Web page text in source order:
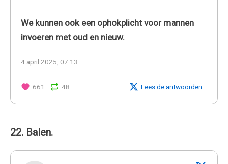
We kunnen ook een ophokplicht voor mannen
invoeren met oud en nieuw.
4 april 2025, 07:13
661 48 Lees de antwoorden
22. Balen.